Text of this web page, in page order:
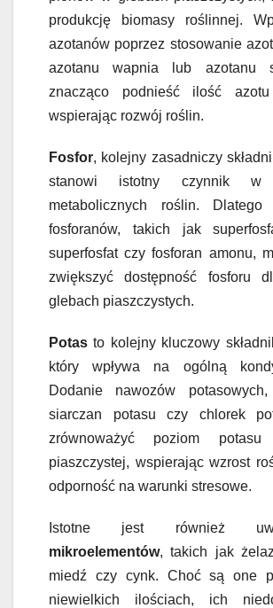
produkcję biomasy roślinnej.
azotanów poprzez stosowanie
azotanu wapnia lub azotanu
znacząco podnieść ilość
wspierając rozwój roślin.
Fosfor, kolejny zasadniczy
stanowi istotny czynnik w
metabolicznych roślin. Dlatego
fosforanów, takich jak
superfosfat czy fosforan amonu,
zwiększyć dostępność fosforu
glebach piaszczystych.
Potas to kolejny kluczowy
który wpływa na ogólną
Dodanie nawozów
siarczan potasu czy chlorek
zrównoważyć poziom
piaszczystej, wspierając wzrost
odporność na warunki stresowe.
Istotne jest również
mikroelementów, takich jak
miedź czy cynk. Choć są one
niewielkich ilościach, ich